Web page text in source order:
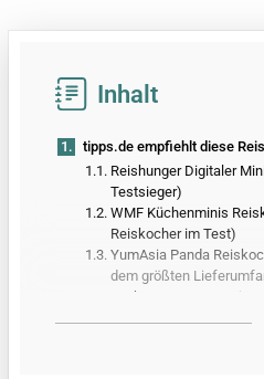
Inhalt
1.
tipps.de empfiehlt diese
1.1. Reishunger Digitaler
Testsieger)
1.2. WMF Küchenminis
Reiskocher im Test)
1.3. YumAsia Panda
dem größten
Lauben Low Sugar Rice
(Reiskocher mit der